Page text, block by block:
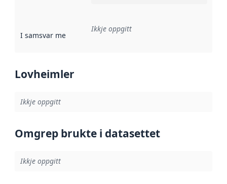
I samsvar med Referanse til ei implementeringsregel eller
Ikkje oppgitt
Lovheimler
Ikkje oppgitt
Omgrep brukte i datasettet
Ikkje oppgitt